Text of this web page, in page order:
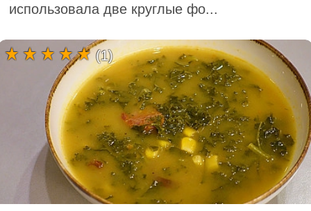
использовала две круглые фо...
(1)